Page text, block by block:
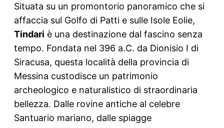
Situata su un promontorio panoramico che si
affaccia sul Golfo di Patti e sulle Isole Eolie,
Tindari è una destinazione dal fascino senza
tempo. Fondata nel 396 a.C. da Dionisio I di
Siracusa, questa località della provincia di
Messina custodisce un patrimonio
archeologico e naturalistico di straordinaria
bellezza. Dalle rovine antiche al celebre
Santuario mariano, dalle spiagge